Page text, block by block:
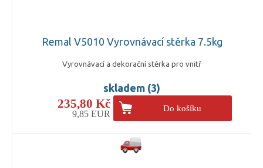
Remal V5010 Vyrovnávací stěrka 7.5kg
Vyrovnávací a dekorační stěrka pro vnitř
skladem (3)
235,80 Kč
9,85 EUR
Do košíku